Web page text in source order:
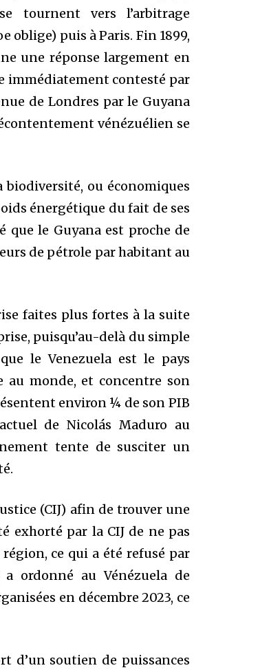
tournent vers l’arbitrage
oblige) puis à Paris. Fin 1899,
une réponse largement en
immédiatement contesté par
de Londres par le Guyana
vénézuélien se
biodiversité, ou économiques
énergétique du fait de ses
que le Guyana est proche de
de pétrole par habitant au
faites plus fortes à la suite
puisqu’au-delà du simple
le Venezuela est le pays
au monde, et concentre son
environ ¼ de son PIB
de Nicolás Maduro au
tente de susciter un
(CIJ) afin de trouver une
exhorté par la CIJ de ne pas
ce qui a été refusé par
ordonné au Vénézuela de
en décembre 2023, ce
d’un soutien de puissances